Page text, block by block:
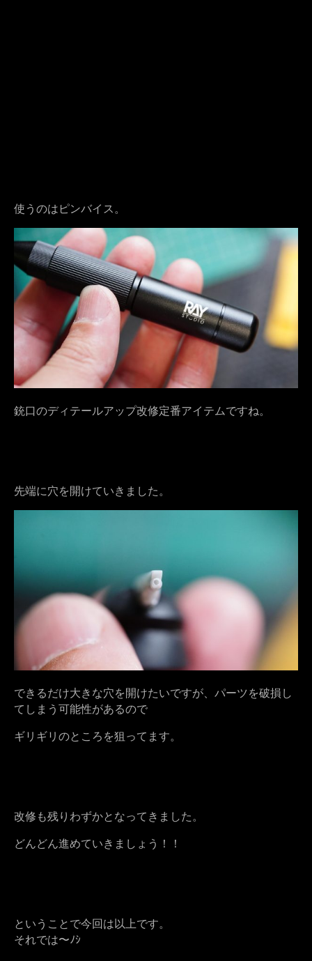
使うのはピンバイス。
銃口のディテールアップ改修定番アイテムですね。
先端に穴を開けていきました。
できるだけ大きな穴を開けたいですが、パーツを破損し
てしまう可能性があるので
ギリギリのところを狙ってます。
改修も残りわずかとなってきました。
どんどん進めていきましょう！！
ということで今回は以上です。
それでは〜ﾉｼ